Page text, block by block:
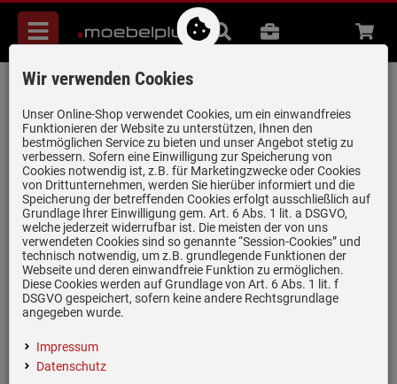
Menü
Suche
B2B Beratung
Systemceram Genea 87 Grönland
Keramik-Spüle Excenterbetätigung
Artikel-Nummer:19958633 | Herstellernummer: 5091 02 12 |
EAN:4050697248878
Wir verwenden Cookies
Unser Online-Shop verwendet Cookies, um ein einwandfreies
Funktionieren der Website zu unterstützen, Ihnen den
bestmöglichen Service zu bieten und unser Angebot stetig zu
verbessern. Sofern eine Einwilligung zur Speicherung von
Cookies notwendig ist, z.B. für Marketingzwecke oder Cookies
von Drittunternehmen, werden Sie hierüber informiert und die
Speicherung der betreffenden Cookies erfolgt ausschließlich auf
Grundlage Ihrer Einwilligung gem. Art. 6 Abs. 1 lit. a DSGVO,
welche jederzeit widerrufbar ist. Die meisten der von uns
verwendeten Cookies sind so genannte “Session-Cookies” und
technisch notwendig, um z.B. grundlegende Funktionen der
Webseite und deren einwandfreie Funktion zu ermöglichen.
Diese Cookies werden auf Grundlage von Art. 6 Abs. 1 lit. f
DSGVO gespeichert, sofern keine andere Rechtsgrundlage
angegeben wurde.
Impressum
Datenschutz